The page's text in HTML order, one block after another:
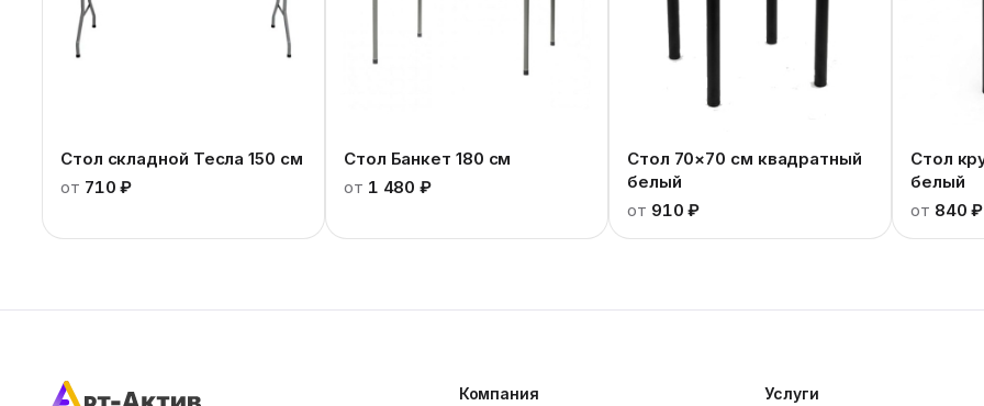
Стол складной Тесла 150 см
от 710 ₽
Стол Банкет 180 см
от 1 480 ₽
Стол 70×70 см квадратный
белый
от 910 ₽
Стол
белый
от 840 ₽
Компания Услуги